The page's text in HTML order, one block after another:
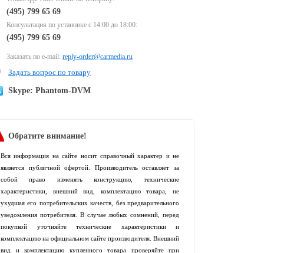
(495) 799 65 69
Консультация по установке с 14:00 до 18:00:
(495) 799 65 69
Заказать по e-mail: reply-order@carmedia.ru
Задать вопрос по товару
Skype: Phantom-DVM
Обратите внимание!
Вся информация на сайте носит справочный характер и не
является публичной офертой. Производитель оставляет за
собой право изменять конструкцию, технические
характеристики, внешний вид, комплектацию товара, не
ухудшая его потребительских качеств, без предварительного
уведомления потребителя. В случае любых сомнений, перед
покупкой уточняйте технические характеристики и
комплектацию на официальном сайте производителя. Внешний
вид и комплектацию купленного товара проверяйте при